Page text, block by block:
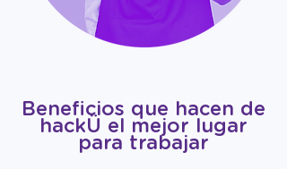
Beneficios que hacen de
hackÜ el mejor lugar
para trabajar